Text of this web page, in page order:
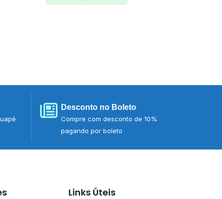
Desconto no Boleto
Compre com desconto de 10%
pagando por boleto
Links Úteis